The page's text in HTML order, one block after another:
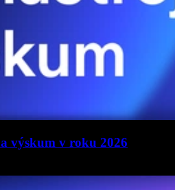
výskum v roku 2026